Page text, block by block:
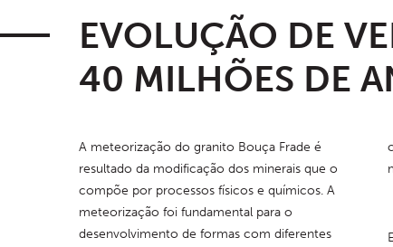
EVOLUÇÃO DE
40 MILHÕES DE
A meteorização do granito Bouça Frade é
resultado da modificação dos minerais que o
compõe por processos físicos e químicos. A
meteorização foi fundamental para o
desenvolvimento de formas com diferentes